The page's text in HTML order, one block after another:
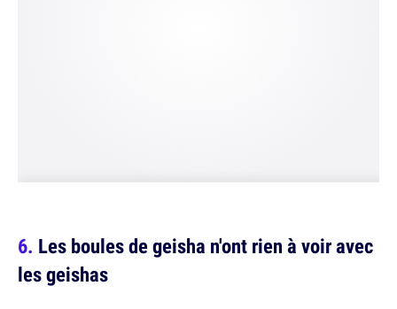
Les boules de geisha n'ont rien à voir avec
les geishas